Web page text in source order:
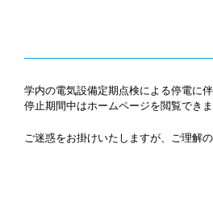
学内の電気設備定期点検による停電に
停止期間中はホームページを閲覧できま
ご迷惑をお掛けいたしますが、ご理解